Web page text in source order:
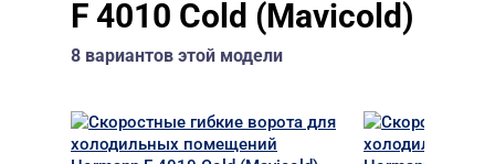
F 4010 Cold (Mavicold)
8 вариантов этой модели